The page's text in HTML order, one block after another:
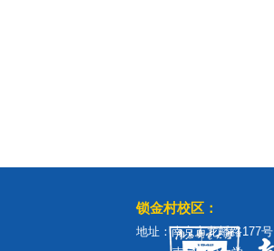
锁金村校区：
地址：南京市龙蟠路177号